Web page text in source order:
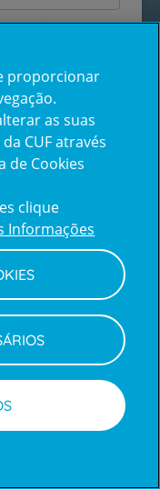
Apple
e Cookies
proporcionar
as suas
CUF através
de Cookies
clique
Informações